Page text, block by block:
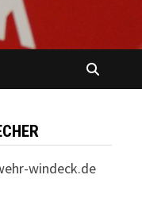
windeck.de